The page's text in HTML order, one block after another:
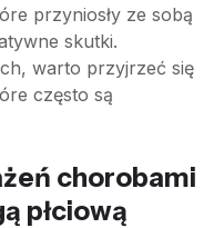
przyniosły ze sobą
skutki.
warto przyjrzeć się
często są
chorobami
płciową